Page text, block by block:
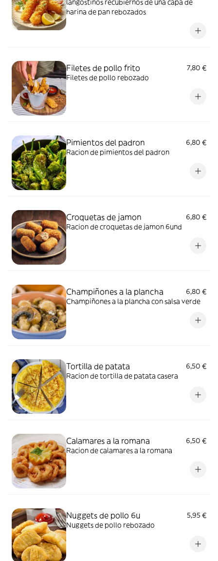
langostinos recubiernos de una capa de
harina de pan rebozados
Filetes de pollo frito
7,80 €
Filetes de pollo rebozado
Pimientos del padron
6,80 €
Racion de pimientos del padron
Croquetas de jamon
6,80 €
Racion de croquetas de jamon 6und
Champiñones a la plancha
6,80 €
Champiñones a la plancha con salsa verde
Tortilla de patata
6,50 €
Racion de tortilla de patata casera
Calamares a la romana
6,50 €
Racion de calamares a la romana
Nuggets de pollo 6u
5,95 €
Nuggets de pollo rebozado